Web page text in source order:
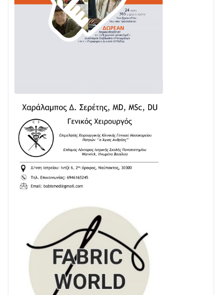
Διαβάστε την «Ναυπακτία» που κυκλοφορεί
31/07 • 08:16
Δωρίδα για Όλους: «Καμία εκχώρηση των νερών
ΕΚΤΑΚΤΟ – ΝΑΥΠΑΚΤΙΑ: ΣΥΝΑΓΕΡΜΟΣ ΣΤΗΝ
ΠΥΡΟΣΒΕΣΤΙΚΗ ΓΙΑ ΦΩΤΙΑ ΣΤΟΝ ΑΓΙΟ ΗΛΙΑ ΠΡΙΝ ΤΗ
ΓΡΑΝΙΤΣΑ
24/07 • 11:03